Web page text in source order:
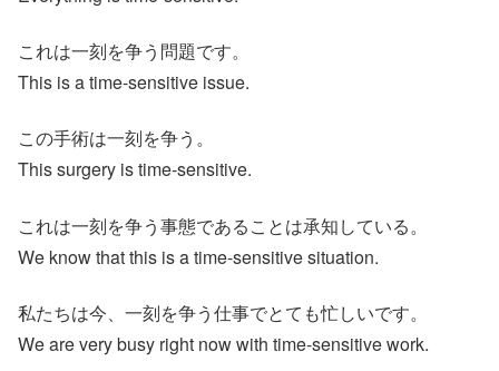
これは一刻を争う問題です。
This is a time-sensitive issue.
この手術は一刻を争う。
This surgery is time-sensitive.
これは一刻を争う事態であることは承知している。
We know that this is a time-sensitive situation.
私たちは今、一刻を争う仕事でとても忙しいです。
We are very busy right now with time-sensitive work.